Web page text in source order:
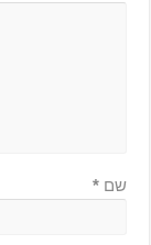
שם *